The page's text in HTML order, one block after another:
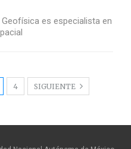
es especialista en
4 SIGUIENTE